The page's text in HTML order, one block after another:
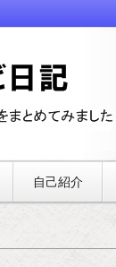
自己紹介